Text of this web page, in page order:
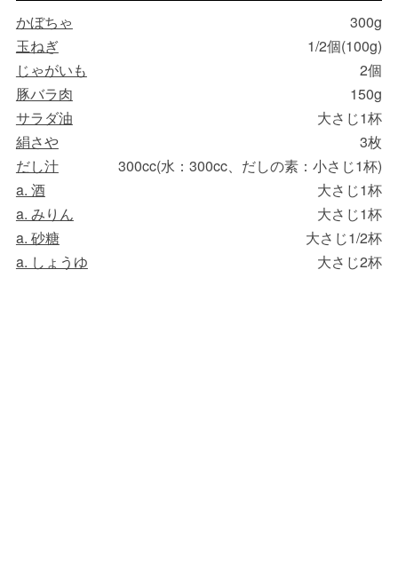
かぼちゃ
300g
玉ねぎ
1/2個(100g)
じゃがいも
2個
豚バラ肉
150g
サラダ油
大さじ1杯
絹さや
3枚
だし汁
300cc(水：300cc、だしの素：小さじ1杯)
a. 酒
大さじ1杯
a. みりん
大さじ1杯
a. 砂糖
大さじ1/2杯
a. しょうゆ
大さじ2杯